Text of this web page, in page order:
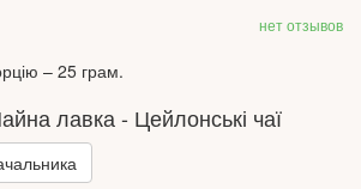
нет отзывов
– 25 грам.
лавка - Цейлонські чаї